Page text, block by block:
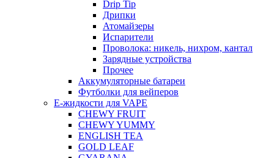
Drip Tip
Дрипки
Атомайзеры
Испарители
Проволока: никель, нихром, кантал
Зарядные устройства
Прочее
Аккумуляторные батареи
Футболки для вейперов
Е-жидкости для VAPE
CHEWY FRUIT
CHEWY YUMMY
ENGLISH TEA
GOLD LEAF